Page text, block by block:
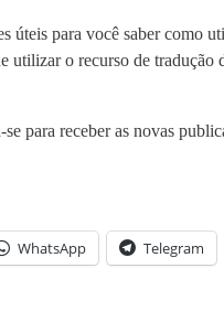
úteis para você saber como
utilizar o recurso de tradução
se para receber as novas
WhatsApp Telegram